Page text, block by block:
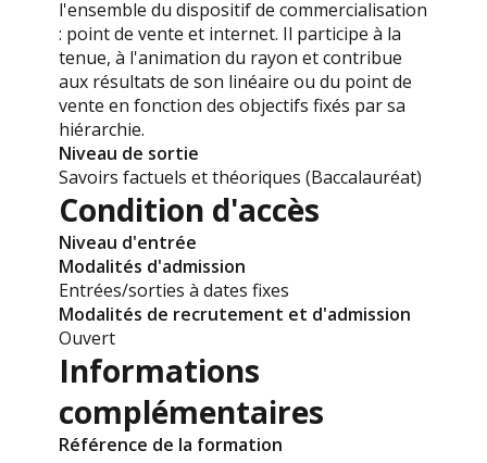
l'ensemble du dispositif de commercialisation
: point de vente et internet. Il participe à la
tenue, à l'animation du rayon et contribue
aux résultats de son linéaire ou du point de
vente en fonction des objectifs fixés par sa
hiérarchie.
Niveau de sortie
Savoirs factuels et théoriques (Baccalauréat)
Condition d'accès
Niveau d'entrée
Modalités d'admission
Entrées/sorties à dates fixes
Modalités de recrutement et d'admission
Ouvert
Informations
complémentaires
Référence de la formation